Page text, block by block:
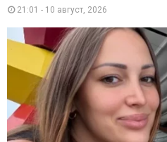
21:01 - 10 август, 2026